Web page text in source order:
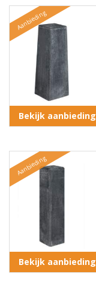
Aanbieding
Bekijk aanbieding
Aanbieding
Bekijk aanbieding